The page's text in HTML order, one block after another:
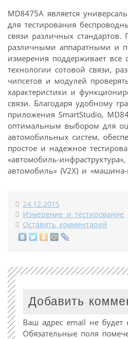
MD8475A является
для тестирования
связи различных
различными аппаратными и
измерения поддерживает все
технологии сотовой связи,
чипсетов и модулей
характеристики и
связи. Благодаря удобному
приложения SmartStudio,
оптимальным выбором для
автомобильных систем,
простое и надежное
«автомобиль-
автомобиль» (V2X) и
24.12.2015
Измерение и тестирование
Оставить комментарий
Добавить
Ваш адрес email не будет
Обязательные поля